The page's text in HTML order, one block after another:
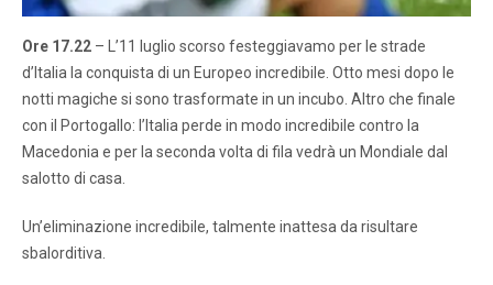
Ore 17.22 – L’11 luglio scorso festeggiavamo per le strade
d’Italia la conquista di un Europeo incredibile. Otto mesi dopo le
notti magiche si sono trasformate in un incubo. Altro che finale
con il Portogallo: l’Italia perde in modo incredibile contro la
Macedonia e per la seconda volta di fila vedrà un Mondiale dal
salotto di casa.
Un’eliminazione incredibile, talmente inattesa da risultare
sbalorditiva.